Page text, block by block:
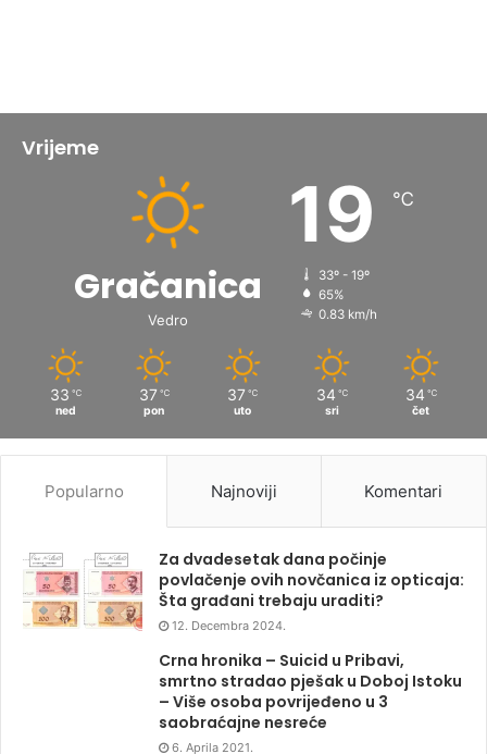
Vrijeme
Gračanica
Vedro
19 ℃
33º - 19º
65%
0.83 km/h
33 ℃
ned
37 ℃
pon
37 ℃
uto
34 ℃
sri
34 ℃
čet
Popularno Najnoviji Komentari
Za dvadesetak dana počinje
povlačenje ovih novčanica iz opticaja:
Šta građani trebaju uraditi?
12. Decembra 2024.
Crna hronika – Suicid u Pribavi,
smrtno stradao pješak u Doboj Istoku
– Više osoba povrijeđeno u 3
saobraćajne nesreće
6. Aprila 2021.